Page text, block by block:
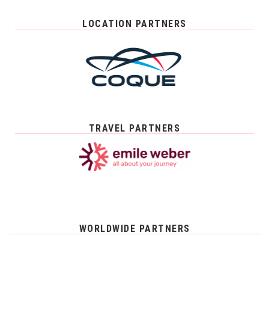
LOCATION PARTNERS
TRAVEL PARTNERS
WORLDWIDE PARTNERS